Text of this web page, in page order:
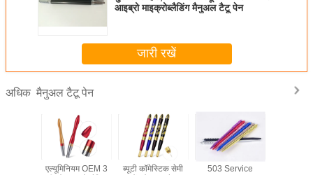
आइब्रो माइक्रोब्लैडिंग मैनुअल टैटू पेन
जारी रखें
अधिक मैनुअल टैटू पेन
एल्यूमिनियम OEM 3
ब्यूटी कॉमेस्टिक सेमी
503 Service